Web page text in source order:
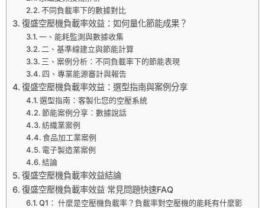
不同負載率下的數據對比
復盛空壓機負載率效益：如何量化節能成果？
一、能耗監測與數據收集
二、基準線建立與節能計算
三、案例分析：不同負載率下的節能表現
四、專業能源審計與報告
復盛空壓機負載率效益：選型指南與案例分享
選型指南：客製化您的空壓系統
節能案例分享：數據說話
紡織業案例
食品加工業案例
電子製造業案例
結論
復盛空壓機負載率效益結論
復盛空壓機負載率效益 常見問題快速FAQ
Q1： 什麼是空壓機負載率？負載率對空壓機的能耗有什麼影